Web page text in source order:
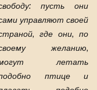
пусть они
управляют своей
где они, по
желанию,
летать
птице и